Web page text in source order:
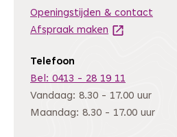
Openingstijden & contact
Afspraak maken (Deze link
Telefoon
Bel: 0413 - 28 19 11
Vandaag: 8.30 - 17.00 uur
Maandag: 8.30 - 17.00 uur